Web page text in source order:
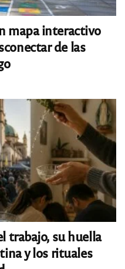
mapa interactivo
de las
trabajo, su huella
y los rituales